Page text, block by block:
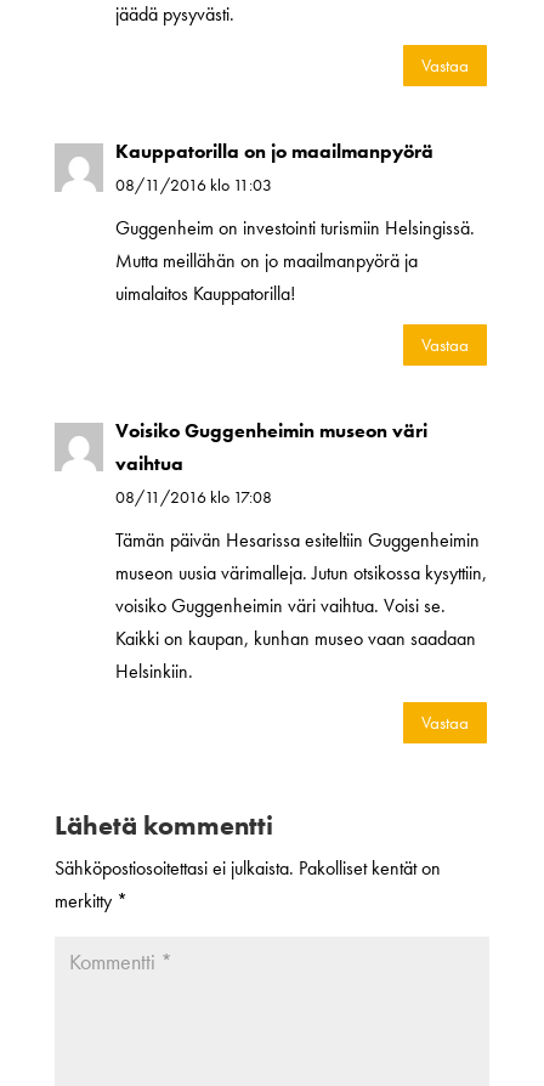
jäädä pysyvästi.
Vastaa
Kauppatorilla on jo maailmanpyörä
08/11/2016 klo 11:03
Guggenheim on investointi turismiin Helsingissä.
Mutta meillähän on jo maailmanpyörä ja
uimalaitos Kauppatorilla!
Vastaa
Voisiko Guggenheimin museon väri
vaihtua
08/11/2016 klo 17:08
Tämän päivän Hesarissa esiteltiin Guggenheimin
museon uusia värimalleja. Jutun otsikossa kysyttiin,
voisiko Guggenheimin väri vaihtua. Voisi se.
Kaikki on kaupan, kunhan museo vaan saadaan
Helsinkiin.
Vastaa
Lähetä kommentti
Sähköpostiosoitettasi ei julkaista. Pakolliset kentät on
merkitty *